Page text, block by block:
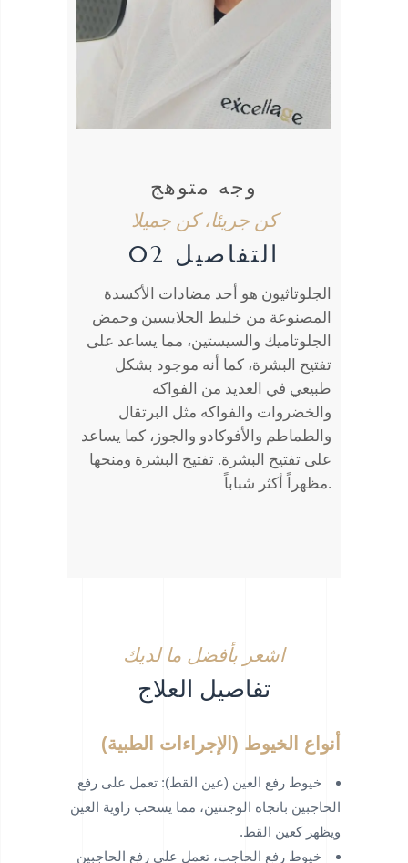
وجه متوهج
كن جريئا، كن جميلا
التفاصيل 02
الجلوتاثيون هو أحد مضادات الأكسدة
المصنوعة من خليط الجلايسين وحمض
الجلوتاميك والسيستين، مما يساعد على
تفتيح البشرة، كما أنه موجود بشكل
طبيعي في العديد من الفواكه
والخضروات والفواكه مثل البرتقال
والطماطم والأفوكادو والجوز، كما يساعد
على تفتيح البشرة. تفتيح البشرة ومنحها
مظهراً أكثر شباباً.
اشعر بأفضل ما لديك
تفاصيل العلاج
أنواع الخيوط (الإجراءات الطبية)
خيوط رفع العين (عين القط): تعمل على رفع
الحاجبين باتجاه الوجنتين، مما يسحب زاوية العين
ويظهر كعين القط.
خيوط رفع الحاجب، تعمل على رفع الحاجبين